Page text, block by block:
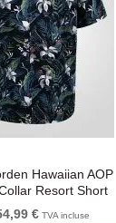
Hawaiian AOP
Resort Short
Navy
€TVA incluse